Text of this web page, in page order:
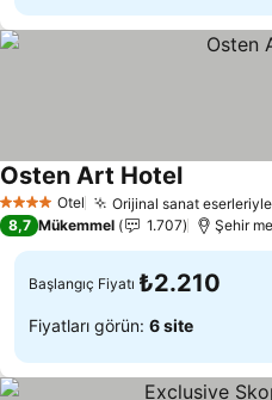
4 Yıldız Otel Orijinal sanat
Osten Art HotelFiyatları
8,7 Mükemmel 1.707 Şehir
Başlangıç Fiyatı ₺2.210
Fiyatları görün: 6 site